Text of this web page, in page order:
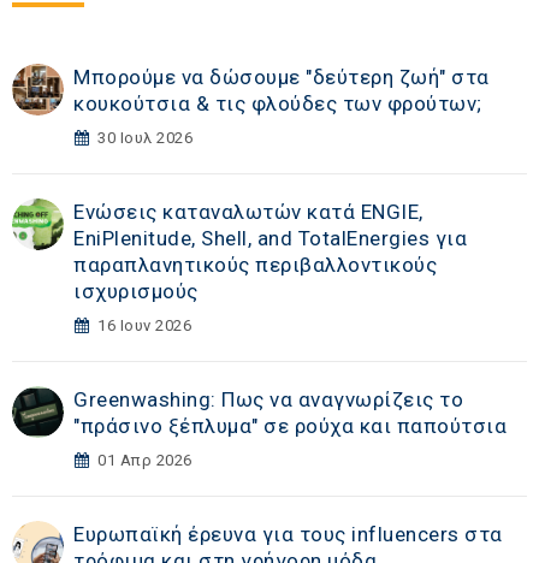
Μπορούμε να δώσουμε "δεύτερη ζωή" στα
κουκούτσια & τις φλούδες των φρούτων;
30 Ιουλ 2026
Ενώσεις καταναλωτών κατά ENGIE,
EniPlenitude, Shell, and TotalEnergies για
παραπλανητικούς περιβαλλοντικούς
ισχυρισμούς
16 Ιουν 2026
Greenwashing: Πως να αναγνωρίζεις το
"πράσινο ξέπλυμα" σε ρούχα και παπούτσια
01 Απρ 2026
Ευρωπαϊκή έρευνα για τους influencers στα